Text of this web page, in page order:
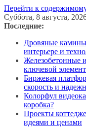
Перейти к
Суббота, 8 августа,
Последние:
Дровяные
интерьере и
Железобетонные
ключевой
Биржевая
скорость и
Колорфул
коробка?
Проекты
идеями и ценами